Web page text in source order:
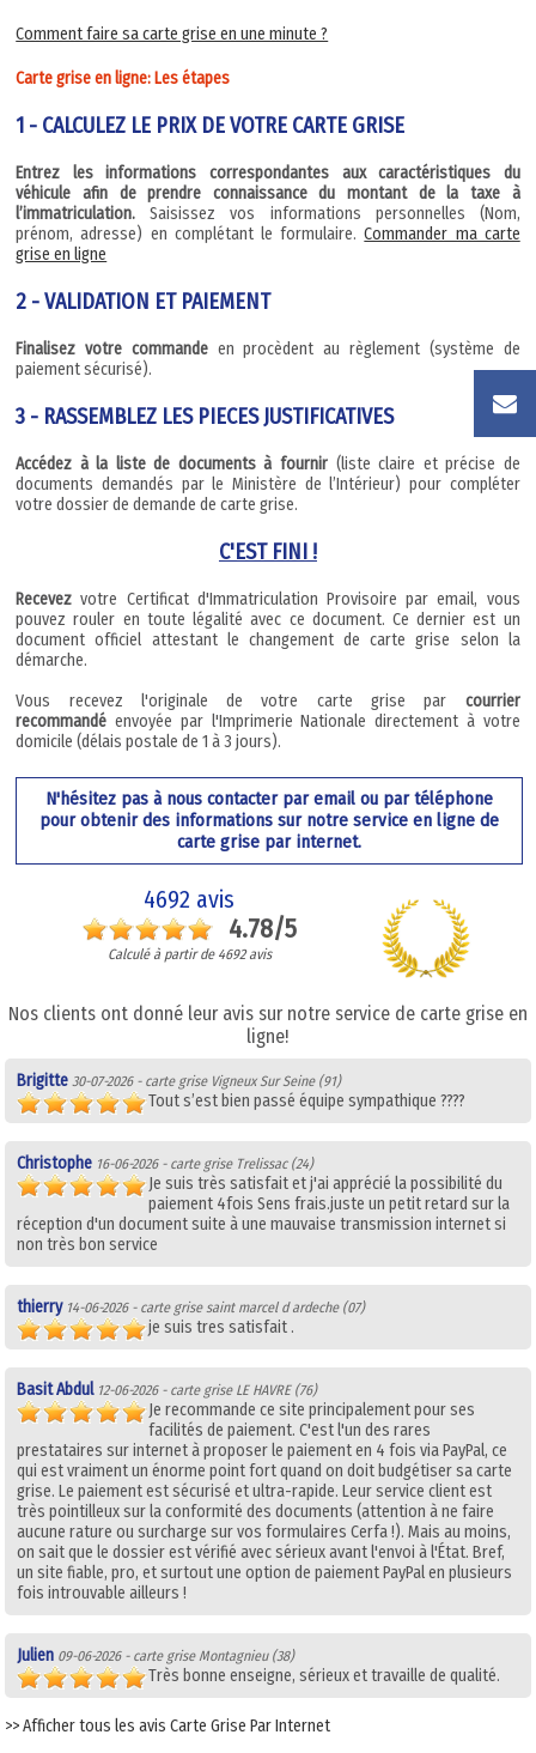
Comment faire sa carte grise en une minute ?
Carte grise en ligne: Les étapes
1 - CALCULEZ LE PRIX DE VOTRE CARTE GRISE
Entrez les informations correspondantes aux caractéristiques du
véhicule afin de prendre connaissance du montant de la taxe à
l’immatriculation. Saisissez vos informations personnelles (Nom,
prénom, adresse) en complétant le formulaire.Commander ma carte
grise en ligne
2 - VALIDATION ET PAIEMENT
Finalisez votre commandeen procèdent au règlement (système de
paiement sécurisé).
3 - RASSEMBLEZ LES PIECES JUSTIFICATIVES
Accédez à la liste de documents à fournir (liste claire et précise de
documents demandés par le Ministère de l’Intérieur) pour compléter
votre dossier de demande de carte grise.
C'EST FINI !
Recevez votre Certificat d'Immatriculation Provisoire par email, vous
pouvez rouler en toute légalité avec ce document. Ce dernier est un
document officiel attestant le changement de carte grise selon la
démarche.
Vous recevez l'originale de votre carte grise par courrier
recommandé envoyée par l'Imprimerie Nationale directement à votre
domicile (délais postale de 1 à 3 jours).
N'hésitez pas à nous contacter par email ou par téléphone
pour obtenir des informations sur notre service en ligne de
carte grise par internet.
4692 avis
4.78/5
Calculé à partir de 4692 avis
Nos clients ont donné leur avis sur notre service de carte grise en
ligne!
Brigitte30-07-2026 - carte grise Vigneux Sur Seine (91)
Tout s’est bien passé équipe sympathique ????
Christophe 16-06-2026 - carte grise Trelissac (24)
Je suis très satisfait et j'ai apprécié la possibilité du
paiement 4fois Sens frais.juste un petit retard sur la
réception d'un document suite à une mauvaise transmission internet si
non très bon service
thierry 14-06-2026 - carte grise saint marcel d ardeche (07)
je suis tres satisfait .
Basit Abdul 12-06-2026 - carte grise LE HAVRE (76)
Je recommande ce site principalement pour ses
facilités de paiement. C'est l'un des rares
prestataires sur internet à proposer le paiement en 4 fois via PayPal, ce
qui est vraiment un énorme point fort quand on doit budgétiser sa carte
grise. Le paiement est sécurisé et ultra-rapide. Leur service client est
très pointilleux sur la conformité des documents (attention à ne faire
aucune rature ou surcharge sur vos formulaires Cerfa !). Mais au moins,
on sait que le dossier est vérifié avec sérieux avant l'envoi à l'État. Bref,
un site fiable, pro, et surtout une option de paiement PayPal en plusieurs
fois introuvable ailleurs !
Julien 09-06-2026 - carte grise Montagnieu (38)
Très bonne enseigne, sérieux et travaille de qualité.
>> Afficher tous les avis Carte Grise Par Internet